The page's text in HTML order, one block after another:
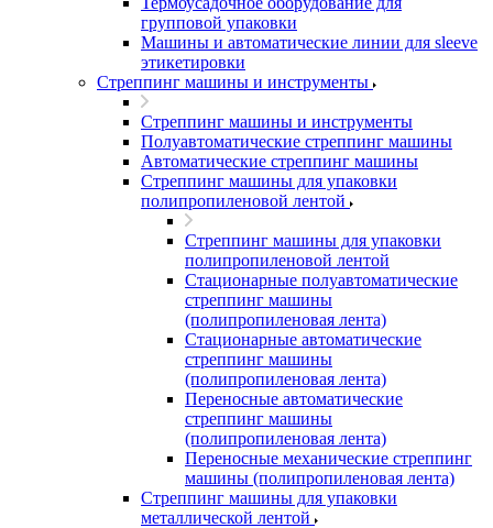
групповой упаковки
Машины и автоматические линии для sleeve
этикетировки
Стреппинг машины и инструменты
Стреппинг машины и инструменты
Полуавтоматические стреппинг машины
Автоматические стреппинг машины
Стреппинг машины для упаковки
полипропиленовой лентой
Стреппинг машины для упаковки
полипропиленовой лентой
Стационарные полуавтоматические
стреппинг машины
(полипропиленовая лента)
Стационарные автоматические
стреппинг машины
(полипропиленовая лента)
Переносные автоматические
стреппинг машины
(полипропиленовая лента)
Переносные механические стреппинг
машины (полипропиленовая лента)
Стреппинг машины для упаковки
металлической лентой